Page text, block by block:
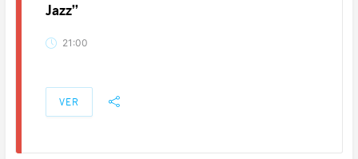
Jazz”
21:00
VER